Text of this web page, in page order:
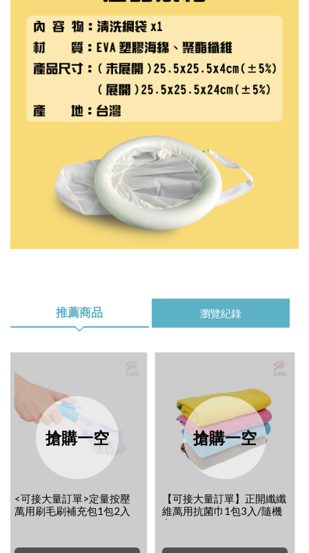
推薦商品 瀏覽紀錄
搶購一空
<可接大量訂單>定量按壓
萬用刷毛刷補充包1包2入
搶購一空
【可接大量訂單】正開纖纖
維萬用抗菌巾1包3入/隨機
色